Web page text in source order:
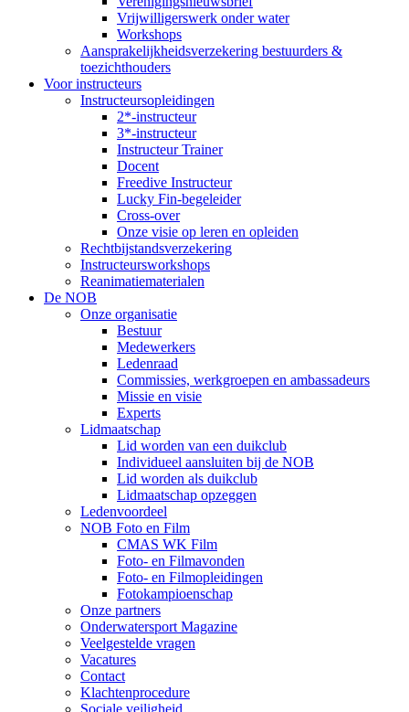
Vrijwilligerswerk onder water
Workshops
Aansprakelijkheidsverzekering bestuurders &
toezichthouders
Voor instructeurs
Instructeursopleidingen
2*-instructeur
3*-instructeur
Instructeur Trainer
Docent
Freedive Instructeur
Lucky Fin-begeleider
Cross-over
Onze visie op leren en opleiden
Rechtbijstandsverzekering
Instructeursworkshops
Reanimatiematerialen
De NOB
Onze organisatie
Bestuur
Medewerkers
Ledenraad
Commissies, werkgroepen en ambassadeurs
Missie en visie
Experts
Lidmaatschap
Lid worden van een duikclub
Individueel aansluiten bij de NOB
Lid worden als duikclub
Lidmaatschap opzeggen
Ledenvoordeel
NOB Foto en Film
CMAS WK Film
Foto- en Filmavonden
Foto- en Filmopleidingen
Fotokampioenschap
Onze partners
Onderwatersport Magazine
Veelgestelde vragen
Vacatures
Contact
Klachtenprocedure
Sociale veiligheid